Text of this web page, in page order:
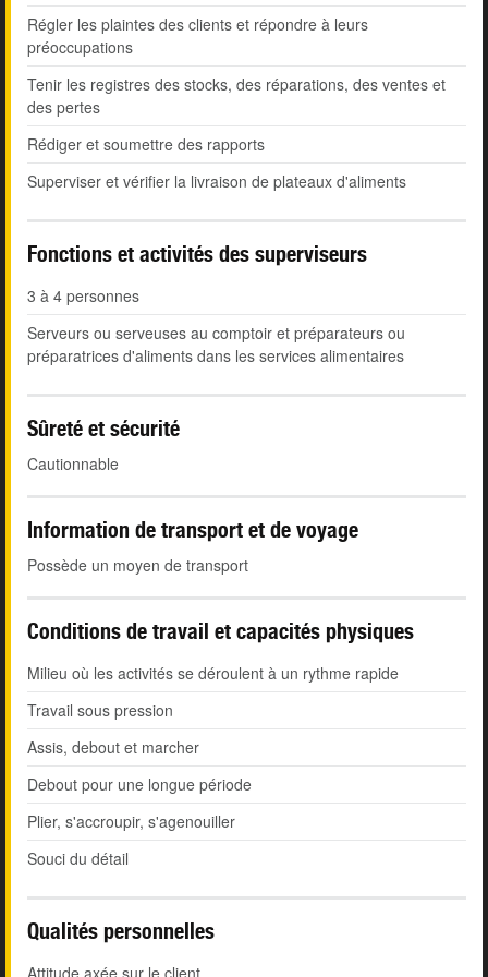
Régler les plaintes des clients et répondre à leurs
préoccupations
Tenir les registres des stocks, des réparations, des ventes et
des pertes
Rédiger et soumettre des rapports
Superviser et vérifier la livraison de plateaux d'aliments
Fonctions et activités des superviseurs
3 à 4 personnes
Serveurs ou serveuses au comptoir et préparateurs ou
préparatrices d'aliments dans les services alimentaires
Sûreté et sécurité
Cautionnable
Information de transport et de voyage
Possède un moyen de transport
Conditions de travail et capacités physiques
Milieu où les activités se déroulent à un rythme rapide
Travail sous pression
Assis, debout et marcher
Debout pour une longue période
Plier, s'accroupir, s'agenouiller
Souci du détail
Qualités personnelles